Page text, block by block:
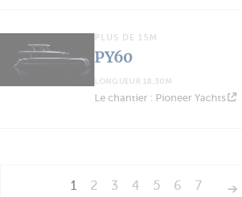
PLUS DE 15M
PY60
LONGUEUR 18.30M
Le chantier : Pioneer Yachts
1 2 3 4 5 6 7